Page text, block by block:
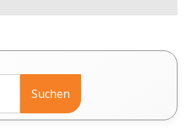
Suchen